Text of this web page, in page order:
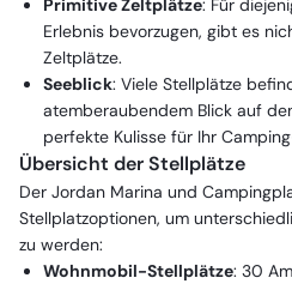
Primitive Zeltplätze: Für
Erlebnis bevorzugen, gibt es
Zeltplätze.
Seeblick: Viele Stellplätze
atemberaubendem Blick auf
perfekte Kulisse für Ihr
Übersicht der Stellplätze
Der Jordan Marina und
Stellplatzoptionen, um
zu werden:
Wohnmobil-Stellplätze: 30